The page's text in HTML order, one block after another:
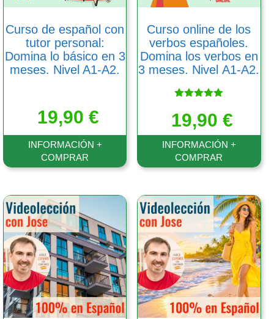
Curso de español con
tutor personal:
Domina lo básico en 3
meses. Nivel A1-A2.
19,90 €
INFORMACIÓN +
COMPRAR
elegir
la
página
de
producto
Curso online de los
verbos españoles.
Domina los verbos en
3 meses. Nivel А1-А2.
con
5.00
de 5
19,90 €
INFORMACIÓN +
COMPRAR
elegir
página
de
producto